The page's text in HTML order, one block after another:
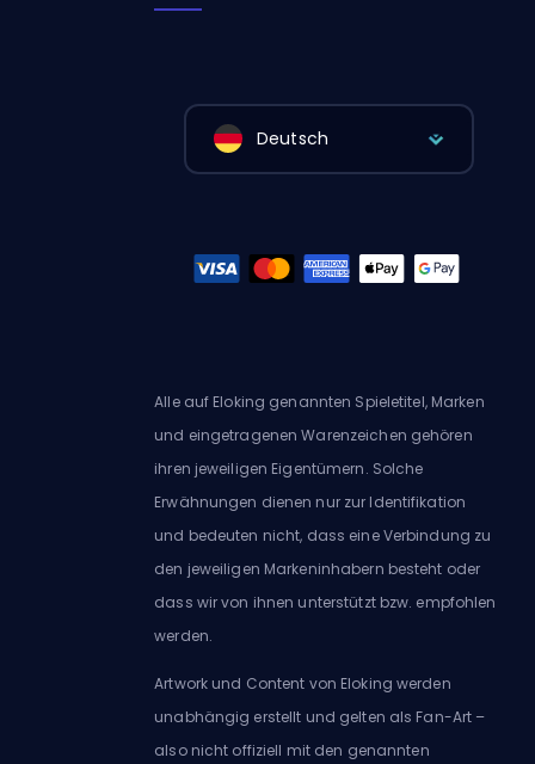
Deutsch
Alle auf Eloking genannten Spieletitel, Marken
und eingetragenen Warenzeichen gehören
ihren jeweiligen Eigentümern. Solche
Erwähnungen dienen nur zur Identifikation
und bedeuten nicht, dass eine Verbindung zu
den jeweiligen Markeninhabern besteht oder
dass wir von ihnen unterstützt bzw. empfohlen
werden.
Artwork und Content von Eloking werden
unabhängig erstellt und gelten als Fan-Art –
also nicht offiziell mit den genannten